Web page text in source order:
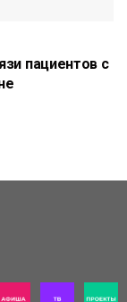
пациентов с